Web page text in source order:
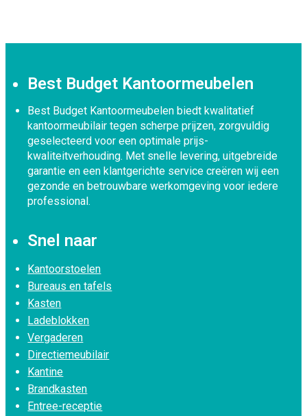
Best Budget Kantoormeubelen
Best Budget Kantoormeubelen biedt kwalitatief
kantoormeubilair tegen scherpe prijzen, zorgvuldig
geselecteerd voor een optimale prijs-
kwaliteitverhouding. Met snelle levering, uitgebreide
garantie en een klantgerichte service creëren wij een
gezonde en betrouwbare werkomgeving voor iedere
professional.
Snel naar
Kantoorstoelen
Bureaus en tafels
Kasten
Ladeblokken
Vergaderen
Directiemeubilair
Kantine
Brandkasten
Entree-receptie